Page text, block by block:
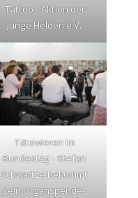
Tattoo - Aktion der
Junge Helden e.V.
Tätowieren im
Bundestag - Stefan
Schwartze bekommt
sein Organspende-